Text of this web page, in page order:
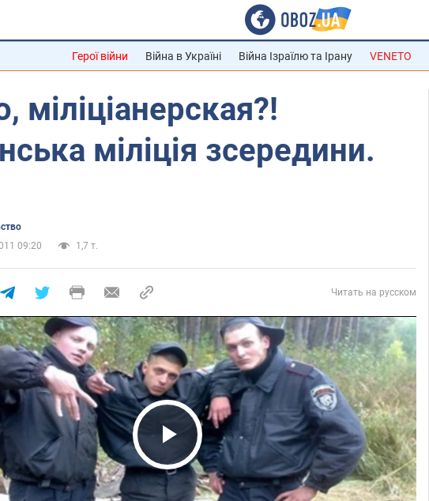
Герої війни Війна в Україні Війна Ізраїлю та Ірану VENETO
міліціанерская?!
міліція зсередини.
09:20
1,7 т.
Читать на русском
Play Video